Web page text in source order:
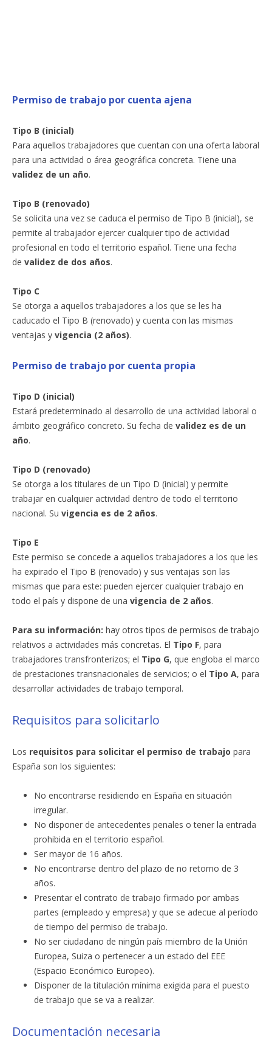
Permiso de trabajo por cuenta ajena
Tipo B (inicial)
Para aquellos trabajadores que cuentan con una oferta laboral
para una actividad o área geográfica concreta. Tiene una
validez de un año.
Tipo B (renovado)
Se solicita una vez se caduca el permiso de Tipo B (inicial), se
permite al trabajador ejercer cualquier tipo de actividad
profesional en todo el territorio español. Tiene una fecha
de validez de dos años.
Tipo C
Se otorga a aquellos trabajadores a los que se les ha
caducado el Tipo B (renovado) y cuenta con las mismas
ventajas y vigencia (2 años).
Permiso de trabajo por cuenta propia
Tipo D (inicial)
Estará predeterminado al desarrollo de una actividad laboral o
ámbito geográfico concreto. Su fecha de validez es de un
año.
Tipo D (renovado)
Se otorga a los titulares de un Tipo D (inicial) y permite
trabajar en cualquier actividad dentro de todo el territorio
nacional. Su vigencia es de 2 años.
Tipo E
Este permiso se concede a aquellos trabajadores a los que les
ha expirado el Tipo B (renovado) y sus ventajas son las
mismas que para este: pueden ejercer cualquier trabajo en
todo el país y dispone de una vigencia de 2 años.
Para su información: hay otros tipos de permisos de trabajo
relativos a actividades más concretas. El Tipo F, para
trabajadores transfronterizos; el Tipo G, que engloba el marco
de prestaciones transnacionales de servicios; o el Tipo A, para
desarrollar actividades de trabajo temporal.
Requisitos para solicitarlo
Los requisitos para solicitar el permiso de trabajo para
España son los siguientes:
No encontrarse residiendo en España en situación
irregular.
No disponer de antecedentes penales o tener la entrada
prohibida en el territorio español.
Ser mayor de 16 años.
No encontrarse dentro del plazo de no retorno de 3
años.
Presentar el contrato de trabajo firmado por ambas
partes (empleado y empresa) y que se adecue al período
de tiempo del permiso de trabajo.
No ser ciudadano de ningún país miembro de la Unión
Europea, Suiza o pertenecer a un estado del EEE
(Espacio Económico Europeo).
Disponer de la titulación mínima exigida para el puesto
de trabajo que se va a realizar.
Documentación necesaria